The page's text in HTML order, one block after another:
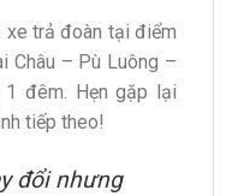
xe trả đoàn tại điểm
Châu – Pù Luông –
1 đêm. Hẹn gặp lại
tiếp theo!
đổi nhưng